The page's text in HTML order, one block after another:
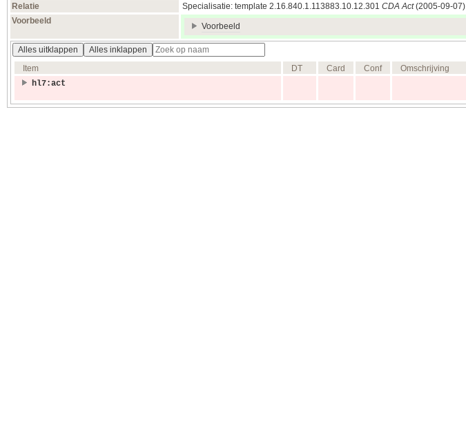
Relatie Specialisatie: template 2.16.840.1.113883.10.12.301 CDA Act(2005‑09‑07)
Voorbeeld
Voorbeeld
Alles uitklappen
Alles inklappen
Item
DT Card Conf Omschrijving
hl7:act